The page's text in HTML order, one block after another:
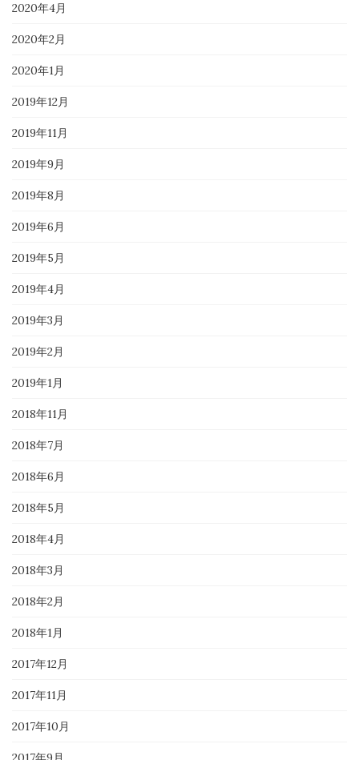
2020年4月
2020年2月
2020年1月
2019年12月
2019年11月
2019年9月
2019年8月
2019年6月
2019年5月
2019年4月
2019年3月
2019年2月
2019年1月
2018年11月
2018年7月
2018年6月
2018年5月
2018年4月
2018年3月
2018年2月
2018年1月
2017年12月
2017年11月
2017年10月